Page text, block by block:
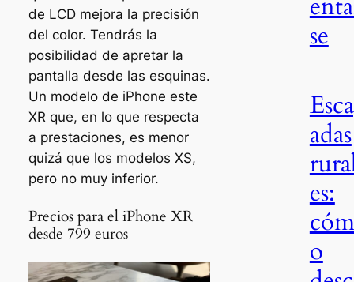
de LCD mejora la precisión
del color. Tendrás la
posibilidad de apretar la
pantalla desde las esquinas.
Un modelo de iPhone este
XR que, en lo que respecta
a prestaciones, es menor
quizá que los modelos XS,
pero no muy inferior.
Precios para el iPhone XR
desde 799 euros
se
adas
es:
cóm
o